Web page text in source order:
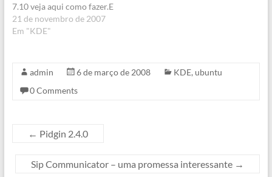
7.10 veja aqui como fazer.E
boa sorte para quem tentar
:-)PS: quem instalar, depois
21 de novembro de 2007
Em "KDE"
admin 6 de março de 2008 KDE, ubuntu
0 Comments
← Pidgin 2.4.0
Sip Communicator – uma promessa interessante →